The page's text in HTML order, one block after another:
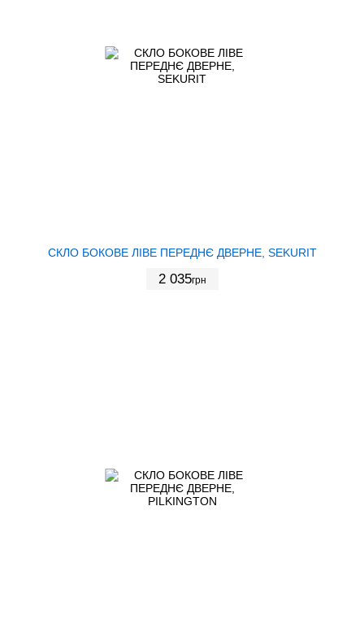
СКЛО БОКОВЕ ЛІВЕ ПЕРЕДНЄ ДВЕРНЕ, SEKURIT
2 035грн